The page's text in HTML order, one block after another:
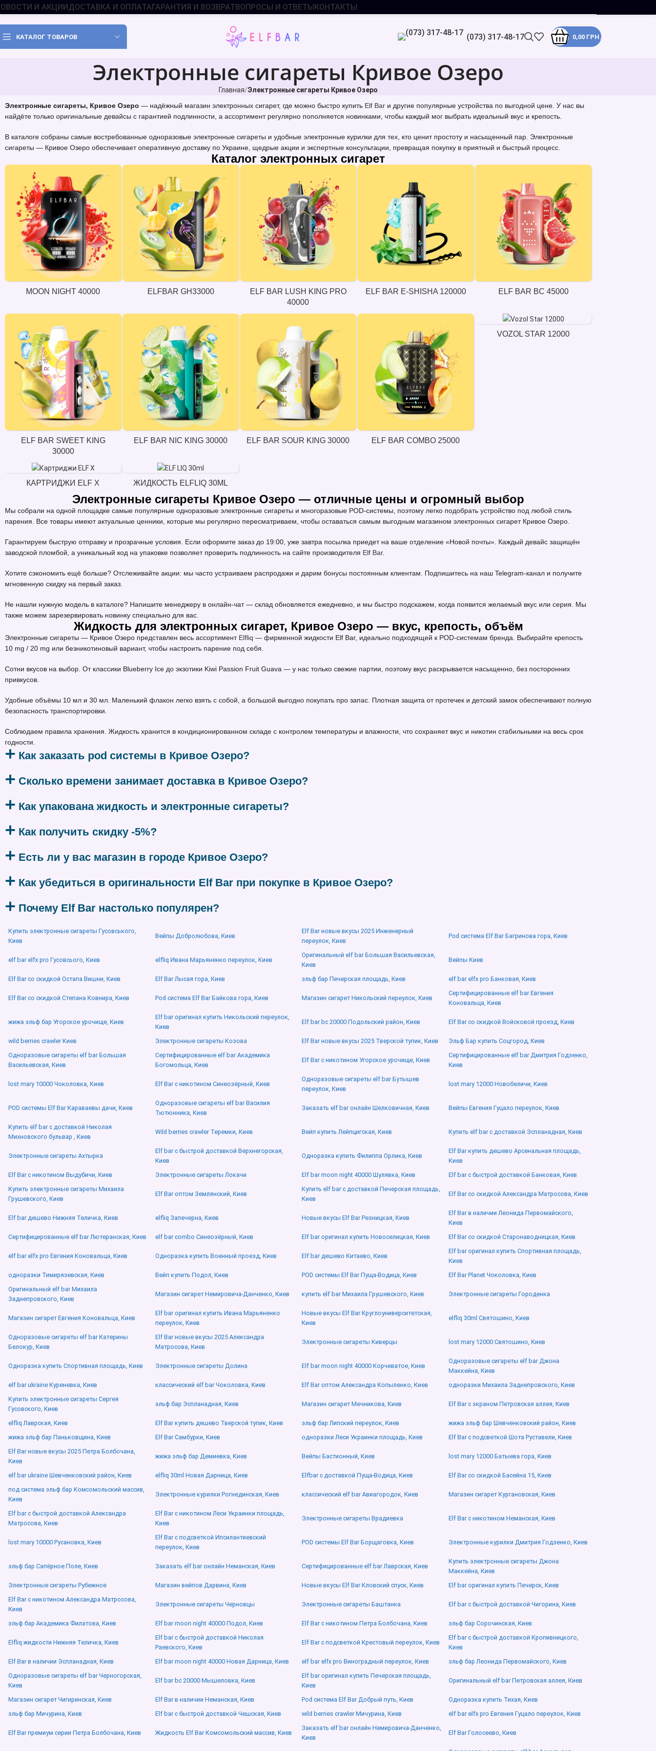
И АКЦИИДОСТАВКА И ОПЛАТАГАРАНТИЯ И ВОЗВРАТВОПРОСЫ И ОТВЕТЫКОНТАКТЫ
КАТАЛОГ ТОВАРОВ (073) 317-48-17 0,00 ГРН.
Электронные сигареты Кривое Озеро
Главная Электронные сигареты Кривое Озеро
Электронные сигареты, Кривое Озеро — надёжный магазин электронных сигарет, где можно быстро купить Elf Bar и другие популярные устройства по выгодной цене. У нас вы
найдёте только оригинальные девайсы с гарантией подлинности, а ассортимент регулярно пополняется новинками, чтобы каждый мог выбрать идеальный вкус и крепость.
В каталоге собраны самые востребованные одноразовые электронные сигареты и удобные электронные курилки для тех, кто ценит простоту и насыщенный пар. Электронные
сигареты — Кривое Озеро обеспечивает оперативную доставку по Украине, щедрые акции и экспертные консультации, превращая покупку в приятный и быстрый процесс.
Каталог электронных сигарет
MOON NIGHT 40000 ELFBAR GH33000
ELF BAR LUSH KING PRO
40000
ELF BAR E-SHISHA 120000 ELF BAR BC 45000
ELF BAR SWEET KING
30000
ELF BAR NIC KING 30000 ELF BAR SOUR KING 30000 ELF BAR COMBO 25000
VOZOL STAR 12000
КАРТРИДЖИ ELF X ЖИДКОСТЬ ELFLIQ 30ML
Электронные сигареты Кривое Озеро — отличные цены и огромный выбор
Мы собрали на одной площадке самые популярные одноразовые электронные сигареты и многоразовые POD-системы, поэтому легко подобрать устройство под любой стиль
парения. Все товары имеют актуальные ценники, которые мы регулярно пересматриваем, чтобы оставаться самым выгодным магазином электронных сигарет Кривое Озеро.
Гарантируем быструю отправку и прозрачные условия. Если оформите заказ до 19:00, уже завтра посылка приедет на ваше отделение «Новой почты». Каждый девайс защищён
заводской пломбой, а уникальный код на упаковке позволяет проверить подлинность на сайте производителя Elf Bar.
Хотите сэкономить ещё больше? Отслеживайте акции: мы часто устраиваем распродажи и дарим бонусы постоянным клиентам. Подпишитесь на наш Telegram-канал и получите
мгновенную скидку на первый заказ.
Не нашли нужную модель в каталоге? Напишите менеджеру в онлайн-чат — склад обновляется ежедневно, и мы быстро подскажем, когда появится желаемый вкус или серия. Мы
также можем зарезервировать новинку специально для вас.
Жидкость для электронных сигарет, Кривое Озеро — вкус, крепость, объём
Электронные сигареты — Кривое Озеро представлен весь ассортимент Elfliq — фирменной жидкости Elf Bar, идеально подходящей к POD-системам бренда. Выбирайте крепость
10 mg / 20 mg или безникотиновый вариант, чтобы настроить парение под себя.
Сотни вкусов на выбор. От классики Blueberry Ice до экзотики Kiwi Passion Fruit Guava — у нас только свежие партии, поэтому вкус раскрывается насыщенно, без посторонних
привкусов.
Удобные объёмы 10 мл и 30 мл. Маленький флакон легко взять с собой, а большой выгодно покупать про запас. Плотная защита от протечек и детский замок обеспечивают полную
безопасность транспортировки.
Соблюдаем правила хранения. Жидкость хранится в кондиционированном складе с контролем температуры и влажности, что сохраняет вкус и никотин стабильными на весь срок
годности.
Как заказать pod системы в Кривое Озеро?
Сколько времени занимает доставка в Кривое Озеро?
Как упакована жидкость и электронные сигареты?
Как получить скидку -5%?
Есть ли у вас магазин в городе Кривое Озеро?
Как убедиться в оригинальности Elf Bar при покупке в Кривое Озеро?
Почему Elf Bar настолько популярен?
Купить электронные сигареты Гусовського,
Киев
Вейпы Добролюбова, Киев
Elf Bar новые вкусы 2025 Инженерный
переулок, Киев
Pod система Elf Bar Багринова гора, Киев
elf bar elfx pro Гусовсього, Киев elfliq Ивана Марьяненко переулок, Киев
Оригинальный elf bar Большая Васильевская,
Киев
Вейпы Киев
Elf Bar со скидкой Остапа Вишни, Киев Elf Bar Лысая гора, Киев эльф бар Печерская площадь, Киев elf bar elfx pro Банковая, Киев
Elf Bar со скидкой Степана Ковнира, Киев Pod система Elf Bar Байкова гора, Киев Магазин сигарет Никольский переулок, Киев
Сертифицированные elf bar Евгения
Коновальца, Киев
жижа эльф бар Угорское урочище, Киев
Elf bar оригинал купить Никольский переулок,
Киев
Elf bar bc 20000 Подольский район, Киев Elf Bar со скидкой Войсковой проезд, Киев
wild berries crawler Киев Электронные сигареты Козова Elf Bar новые вкусы 2025 Тверской тупик, Киев
Эльф Бар купить Соцгород, Киев
Одноразовые сигареты elf bar Большая
Васильевская, Киев
Сертифицированные elf bar Академика
Богомольца, Киев
Elf Bar с никотином Угорское урочище, Киев
Сертифицированные elf bar Дмитрия Годзенко,
Киев
lost mary 10000 Чоколовка, Киев Elf Bar с никотином Синеозёрный, Киев
Одноразовые сигареты elf bar Бутышев
переулок, Киев
lost mary 12000 Новобеличи, Киев
POD системы Elf Bar Караваевы дачи, Киев
Одноразовые сигареты elf bar Василия
Тютюнника, Киев
Заказать elf bar онлайн Шелковичная, Киев Вейпы Евгения Гуцало переулок, Киев
Купить elf bar с доставкой Николая
Михновского бульвар , Киев
Wild berries crawler Теремки, Киев Вейп купить Лейпцигская, Киев Купить elf bar с доставкой Эспланадная, Киев
Электронные сигареты Ахтырка
Elf bar с быстрой доставкой Верхнегорская,
Киев
Одноразка купить Филиппа Орлика, Киев
Elf Bar купить дешево Арсенальная площадь,
Киев
Elf Bar с никотином Выдубичи, Киев
Электронные сигареты Локачи Elf bar moon night 40000 Шулявка, Киев
Elf bar с быстрой доставкой Банковая, Киев
Купить электронные сигареты Михаила
Грушевского, Киев
Elf Bar оптом Землянский, Киев
Купить elf bar с доставкой Печерская площадь,
Киев
Elf Bar со скидкой Александра Матросова, Киев
Elf bar дешево Нижняя Теличка, Киев elfliq Запечерна, Киев Новые вкусы Elf Bar Резницкая, Киев
Elf Bar в наличии Леонида Первомайского,
Киев
Сертифицированные elf bar Лютеранская, Киев
elf bar combo Синеозёрный, Киев Elf bar оригинал купить Новоселицкая, Киев Elf Bar со скидкой Старонаводницкая, Киев
elf bar elfx pro Евгения Коновальца, Киев Одноразка купить Военный проезд, Киев Elf bar дешево Китаево, Киев
Elf bar оригинал купить Спортивная площадь,
Киев
одноразки Тимирязевская, Киев
Вейп купить Подол, Киев POD системы Elf Bar Пуща-Водица, Киев
Elf Bar Planet Чоколовка, Киев
Оригинальный elf bar Михаила
Заднепровского, Киев
Магазин сигарет Немировича-Данченко, Киев купить elf bar Михаила Грушевского, Киев Электронные сигареты Городенка
Магазин сигарет Евгения Коновальца, Киев
Elf bar оригинал купить Ивана Марьяненко
переулок, Киев
Новые вкусы Elf Bar Круглоуниверситетская,
Киев
elfliq 30ml Святошино, Киев
Одноразовые сигареты elf bar Катерины
Белокур, Киев
Elf Bar новые вкусы 2025 Александра
Матросова, Киев
Электронные сигареты Киверцы lost mary 12000 Святошино, Киев
Одноразка купить Спортивная площадь, Киев Электронные сигареты Долина Elf bar moon night 40000 Корчеватое, Киев
Одноразовые сигареты elf bar Джона
Маккейна, Киев
elf bar ukraine Куреневка, Киев
классический elf bar Чоколовка, Киев Elf Bar оптом Александра Копыленко, Киев
одноразки Михаила Заднепровского, Киев
Купить электронные сигареты Сергея
Гусовского, Киев
эльф бар Эспланадная, Киев Магазин сигарет Мечникова, Киев Elf Bar с экраном Петровская аллея, Киев
elfliq Лаврская, Киев Elf Bar купить дешево Тверской тупик, Киев эльф бар Липский переулок, Киев
жижа эльф бар Шевченковский район, Киев
жижа эльф бар Паньковщина, Киев
Elf Bar Самбурки, Киев одноразки Леси Украинки площадь, Киев
Elf Bar с подсветкой Шота Руставели, Киев
Elf Bar новые вкусы 2025 Петра Болбочана,
Киев
жижа эльф бар Демиевка, Киев Вейпы Бастионный, Киев lost mary 12000 Батыева гора, Киев
elf bar ukraine Шевченковский район, Киев elfliq 30ml Новая Дарница, Киев Elfbar с доставкой Пуща-Водица, Киев
Elf Bar со скидкой Басейна 15, Киев
под система эльф бар Комсомольский массив,
Киев
Электронные курилки Рогнединская, Киев классический elf bar Авиагородок, Киев Магазин сигарет Кургановская, Киев
Elf bar с быстрой доставкой Александра
Матросова, Киев
Elf Bar с никотином Леси Украинки площадь,
Киев
Электронные сигареты Врадиевка Elf Bar с никотином Неманская, Киев
lost mary 10000 Русановка, Киев
Elf Bar с подсветкой Ипсилантиевский
переулок, Киев
POD системы Elf Bar Борщаговка, Киев Электронные курилки Дмитрия Годзенко, Киев
эльф бар Сапёрное Поле, Киев Заказать elf bar онлайн Неманская, Киев Сертифицированные elf bar Лаврская, Киев
Купить электронные сигареты Джона
Маккейна, Киев
Электронные сигареты Рубежное
Магазин вейпов Дарвина, Киев Новые вкусы Elf Bar Кловский спуск, Киев
Elf bar оригинал купить Печерск, Киев
Elf Bar с никотином Александра Матросова,
Киев
Электронные сигареты Черновцы Электронные сигареты Баштанка Elf bar с быстрой доставкой Чигорина, Киев
эльф бар Академика Филатова, Киев Elf bar moon night 40000 Подол, Киев Elf Bar с никотином Петра Болбочана, Киев эльф бар Сорочинская, Киев
Elfliq жидкости Нижняя Теличка, Киев
Elf bar с быстрой доставкой Николая
Раевского, Киев
Elf Bar с подсветкой Крестовый переулок, Киев
Elf bar с быстрой доставкой Кропивницкого,
Киев
Elf Bar в наличии Эспланадная, Киев
Elf bar moon night 40000 Новая Дарница, Киев elf bar elfx pro Виноградный переулок, Киев
эльф бар Леонида Первомайского, Киев
Одноразовые сигареты elf bar Черногорская,
Киев
Elf bar bc 20000 Мышеловка, Киев
Elf bar оригинал купить Печерская площадь,
Киев
Оригинальный elf bar Петровская аллея, Киев
Магазин сигарет Чигиринская, Киев Elf Bar в наличии Неманская, Киев Pod система Elf Bar Добрый путь, Киев
Одноразка купить Тихая, Киев
эльф бар Мичурина, Киев
Elf bar с быстрой доставкой Чешская, Киев wild berries crawler Мичурина, Киев elf bar elfx pro Евгения Гуцало переулок, Киев
Elf Bar премиум серии Петра Болбочана, Киев Жидкость Elf Bar Комсомольский массив, Киев
Заказать elf bar онлайн Немировича-Данченко,
Киев
Elf Bar Голосеево, Киев